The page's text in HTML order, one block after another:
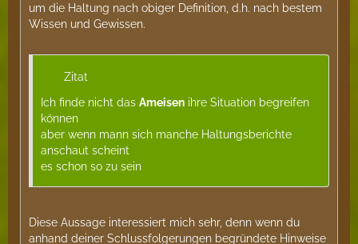
um die Haltung nach obiger Definition, d.h. nach bestem
Wissen und Gewissen.
Zitat
Ich finde nicht das Ameisen ihre Situation begreifen
können
aber wenn mann sich manche Haltungsberichte
anschaut scheint
es schon so zu sein
Diese Aussage interessiert mich sehr, denn wenn du
anhand deiner Schlussfolgerungen begründete Hinweise